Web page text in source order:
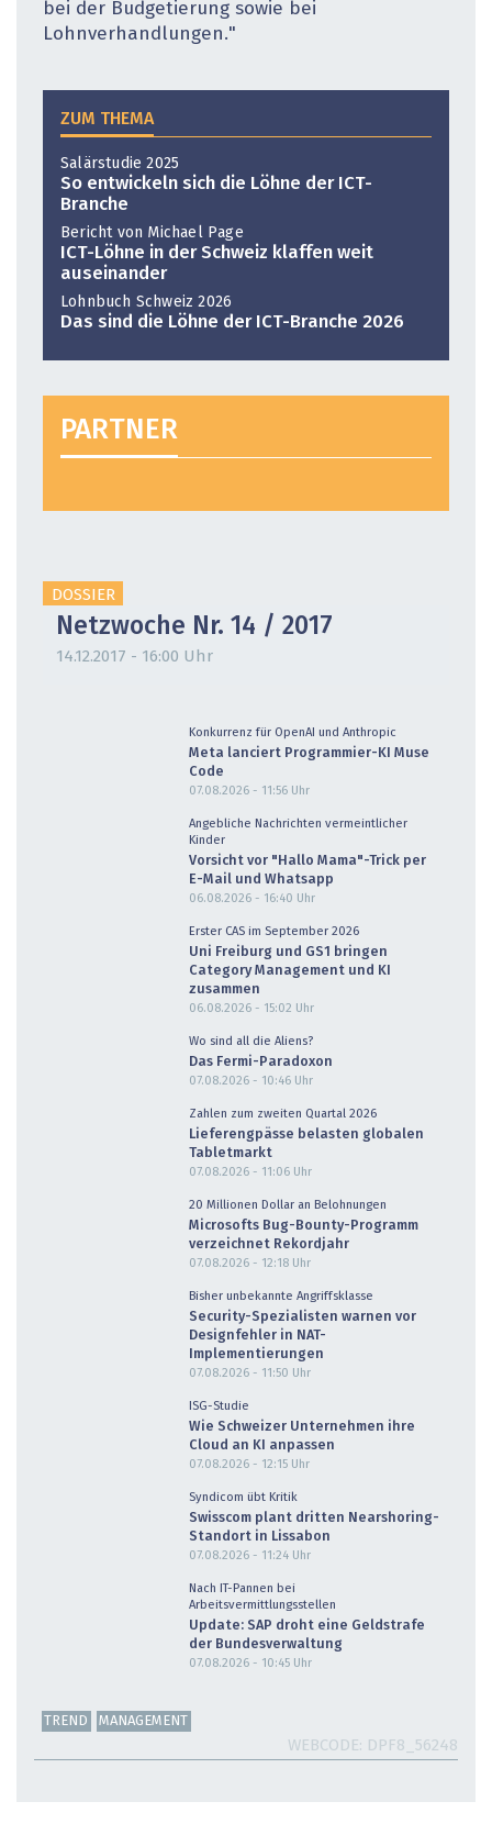
bei der Budgetierung sowie bei
Lohnverhandlungen."
ZUM THEMA
Salärstudie 2025
So entwickeln sich die Löhne der ICT-
Branche
Bericht von Michael Page
ICT-Löhne in der Schweiz klaffen weit
auseinander
Lohnbuch Schweiz 2026
Das sind die Löhne der ICT-Branche 2026
PARTNER
DOSSIER
Netzwoche Nr. 14 / 2017
14.12.2017 - 16:00 Uhr
Konkurrenz für OpenAI und Anthropic
Meta lanciert Programmier-KI Muse
Code
07.08.2026 - 11:56 Uhr
Angebliche Nachrichten vermeintlicher
Kinder
Vorsicht vor "Hallo Mama"-Trick per
E-Mail und Whatsapp
06.08.2026 - 16:40 Uhr
Erster CAS im September 2026
Uni Freiburg und GS1 bringen
Category Management und KI
zusammen
06.08.2026 - 15:02 Uhr
Wo sind all die Aliens?
Das Fermi-Paradoxon
07.08.2026 - 10:46 Uhr
Zahlen zum zweiten Quartal 2026
Lieferengpässe belasten globalen
Tabletmarkt
07.08.2026 - 11:06 Uhr
20 Millionen Dollar an Belohnungen
Microsofts Bug-Bounty-Programm
verzeichnet Rekordjahr
07.08.2026 - 12:18 Uhr
Bisher unbekannte Angriffsklasse
Security-Spezialisten warnen vor
Designfehler in NAT-
Implementierungen
07.08.2026 - 11:50 Uhr
ISG-Studie
Wie Schweizer Unternehmen ihre
Cloud an KI anpassen
07.08.2026 - 12:15 Uhr
Syndicom übt Kritik
Swisscom plant dritten Nearshoring-
Standort in Lissabon
07.08.2026 - 11:24 Uhr
Nach IT-Pannen bei
Arbeitsvermittlungsstellen
Update: SAP droht eine Geldstrafe
der Bundesverwaltung
07.08.2026 - 10:45 Uhr
TREND MANAGEMENT
WEBCODE DPF8_56248